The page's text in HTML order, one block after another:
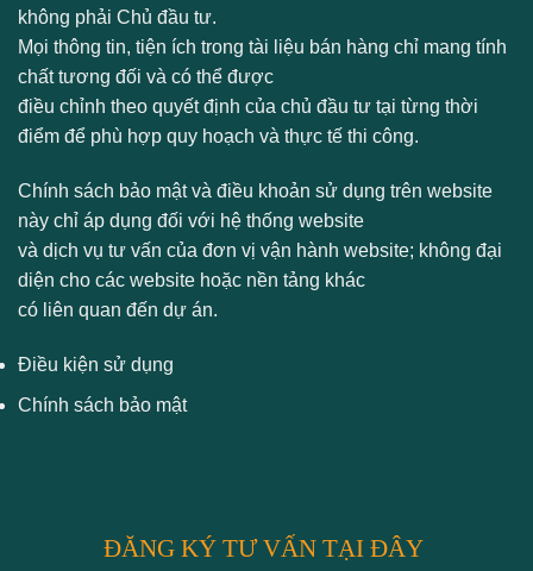
không phải Chủ đầu tư.
Mọi thông tin, tiện ích trong tài liệu bán hàng chỉ mang tính
chất tương đối và có thể được
điều chỉnh theo quyết định của chủ đầu tư tại từng thời
điểm để phù hợp quy hoạch và thực tế thi công.
Chính sách bảo mật và điều khoản sử dụng trên website
này chỉ áp dụng đối với hệ thống website
và dịch vụ tư vấn của đơn vị vận hành website; không đại
diện cho các website hoặc nền tảng khác
có liên quan đến dự án.
Điều kiện sử dụng
Chính sách bảo mật
ĐĂNG KÝ TƯ VẤN TẠI ĐÂY